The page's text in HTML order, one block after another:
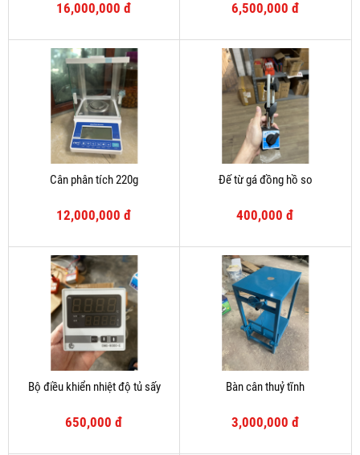
16,000,000 đ 6,500,000 đ
Cân phân tích 220g
12,000,000 đ
Đế từ gá đồng hồ so
400,000 đ
Bộ điều khiển nhiệt độ tủ sấy
650,000 đ
Bàn cân thuỷ tĩnh
3,000,000 đ